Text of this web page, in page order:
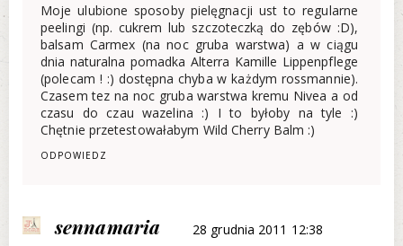
Moje ulubione sposoby pielęgnacji ust to regularne
peelingi (np. cukrem lub szczoteczką do zębów :D),
balsam Carmex (na noc gruba warstwa) a w ciągu
dnia naturalna pomadka Alterra Kamille Lippenpflege
(polecam ! :) dostępna chyba w każdym rossmannie).
Czasem tez na noc gruba warstwa kremu Nivea a od
czasu do czau wazelina :) I to byłoby na tyle :)
Chętnie przetestowałabym Wild Cherry Balm :)
ODPOWIEDZ
sennamaria
28 grudnia 2011 12:38